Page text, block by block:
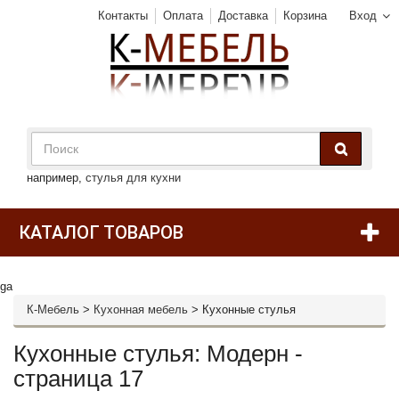
Вход
Контакты Оплата Доставка Корзина
например, стулья для кухни
КАТАЛОГ ТОВАРОВ
ga
К-Мебель > Кухонная мебель > Кухонные стулья
Кухонные стулья: Модерн -
страница 17